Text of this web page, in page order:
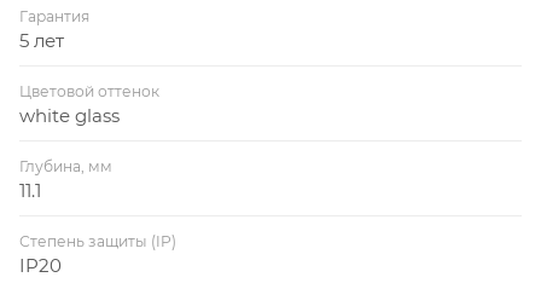
Гарантия
5 лет
Цветовой оттенок
white glass
Глубина, мм
11.1
Степень защиты (IP)
IP20